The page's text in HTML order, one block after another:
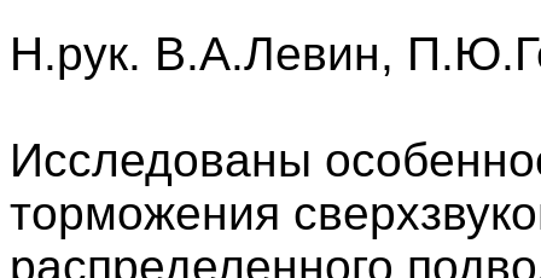
Н.рук. В.А.Левин,
Исследованы
торможения
распределенного